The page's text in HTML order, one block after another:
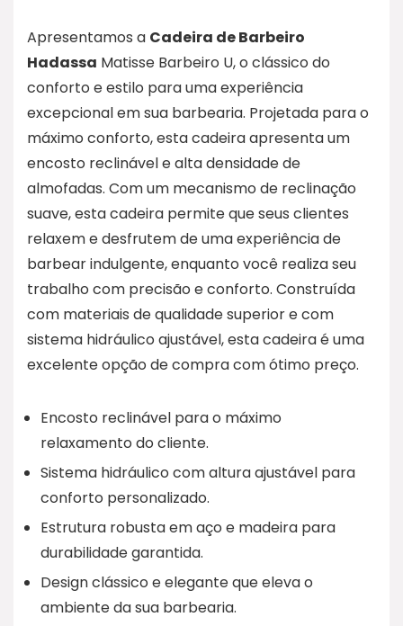
Apresentamos a Cadeira de Barbeiro
Hadassa Matisse Barbeiro U, o clássico do
conforto e estilo para uma experiência
excepcional em sua barbearia. Projetada para o
máximo conforto, esta cadeira apresenta um
encosto reclinável e alta densidade de
almofadas. Com um mecanismo de reclinação
suave, esta cadeira permite que seus clientes
relaxem e desfrutem de uma experiência de
barbear indulgente, enquanto você realiza seu
trabalho com precisão e conforto. Construída
com materiais de qualidade superior e com
sistema hidráulico ajustável, esta cadeira é uma
excelente opção de compra com ótimo preço.
Encosto reclinável para o máximo
relaxamento do cliente.
Sistema hidráulico com altura ajustável para
conforto personalizado.
Estrutura robusta em aço e madeira para
durabilidade garantida.
Design clássico e elegante que eleva o
ambiente da sua barbearia.